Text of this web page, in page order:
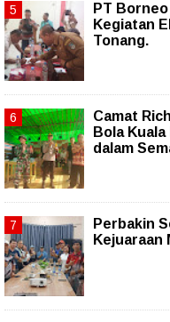
PT
Kegiatan
Tonang.
Camat
Bola
dalam
Perbakin
Kejuaraan